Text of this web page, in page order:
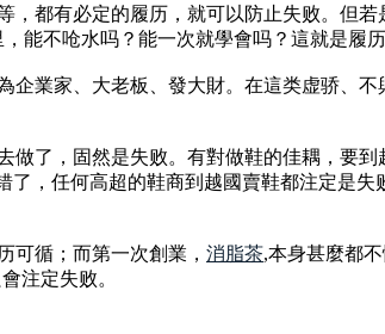
都有必定的履历，就可以防止失败。但若
能不呛水吗？能一次就學會吗？這就是履历
業家、大老板、發大財。在這类虚骄、不
了，固然是失败。有對做鞋的佳耦，要
，任何高超的鞋商到越國賣鞋都注定是失
可循；而第一次創業， 消脂茶,本身甚麼都
注定失败。